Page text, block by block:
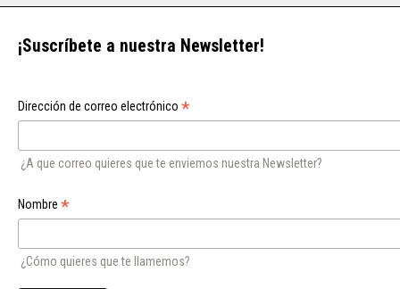
¡Suscríbete a nuestra Newsletter!
Dirección de correo electrónico *
¿A que correo quieres que te enviemos nuestra Newsletter?
Nombre *
¿Cómo quieres que te llamemos?